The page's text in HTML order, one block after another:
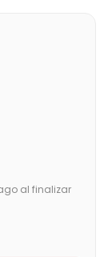
al finalizar